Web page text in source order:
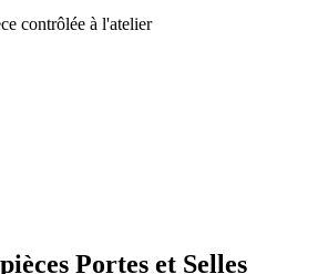
contrôlée à l'atelier
Portes et Selles